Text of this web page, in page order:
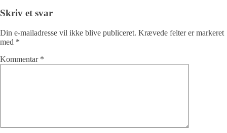
Skriv et svar
Din e-mailadresse vil ikke blive publiceret. Krævede felter er markeret
med *
Kommentar *